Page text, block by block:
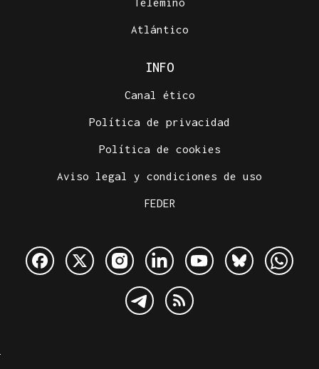
Atlántico
INFO
Canal ético
Política de privacidad
Política de cookies
Aviso legal y condiciones de uso
FEDER